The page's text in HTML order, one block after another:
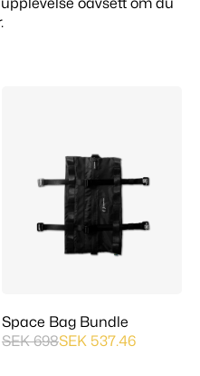
Space Bag Bundle
SEK 698SEK 537.46